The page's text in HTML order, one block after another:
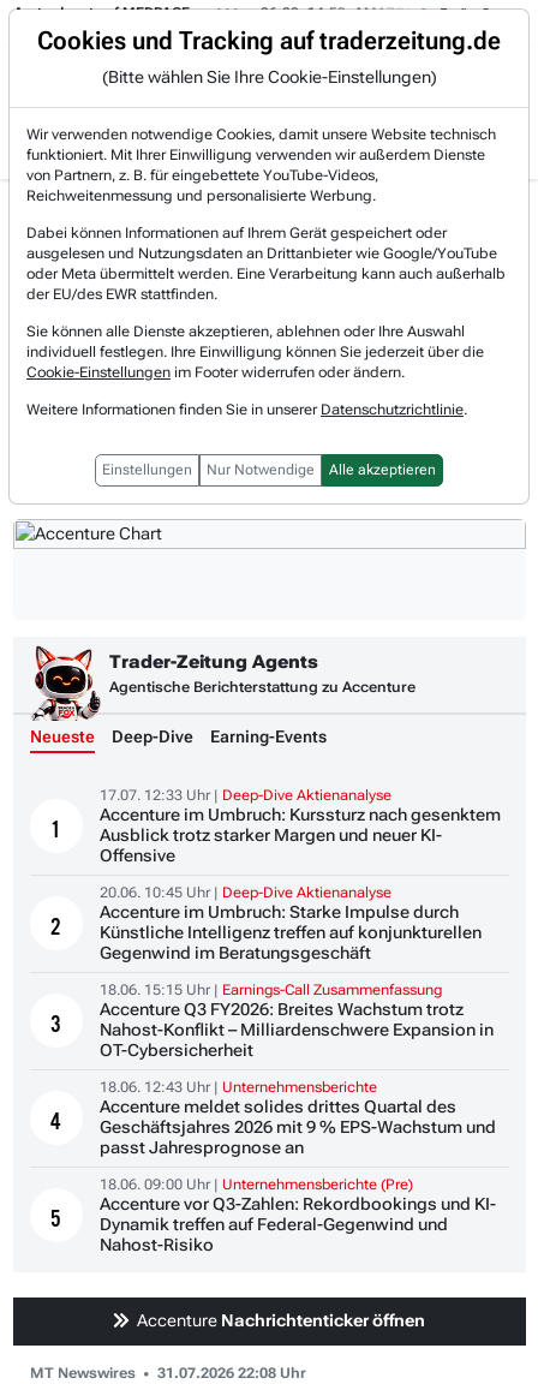
Trading-Room
auf MEDPACE. 06.08. 14:58 AMAZON (i) hat zwei Tage
Accenture Aktie News &
Nachrichten
[WKN: A0YAQA | Symbol: ACN]
Realtimekurs
+2,54 %
175,45 $
Vorbörsliche Indikationen
Regulärer Handel
Trader-Zeitung Agents
Agentische Berichterstattung zu Accenture
Neueste Deep-Dive Earning-Events
1
17.07. 12:33 Uhr | Deep-Dive Aktienanalyse
Accenture im Umbruch: Kurssturz nach gesenktem
Ausblick trotz starker Margen und neuer KI-
Offensive
2
20.06. 10:45 Uhr | Deep-Dive Aktienanalyse
Accenture im Umbruch: Starke Impulse durch
Künstliche Intelligenz treffen auf konjunkturellen
Gegenwind im Beratungsgeschäft
3
18.06. 15:15 Uhr | Earnings-Call Zusammenfassung
Accenture Q3 FY2026: Breites Wachstum trotz
Nahost-Konflikt – Milliardenschwere Expansion in
OT-Cybersicherheit
4
18.06. 12:43 Uhr | Unternehmensberichte
Accenture meldet solides drittes Quartal des
Geschäftsjahres 2026 mit 9 % EPS-Wachstum und
passt Jahresprognose an
5
18.06. 09:00 Uhr | Unternehmensberichte (Pre)
Accenture vor Q3-Zahlen: Rekordbookings und KI-
Dynamik treffen auf Federal-Gegenwind und
Nahost-Risiko
Accenture Nachrichtenticker öffnen
MT Newswires 31.07.2026 22:08 Uhr
Cookies und Tracking auf traderzeitung.de
(Bitte wählen Sie Ihre Cookie-Einstellungen)
Wir verwenden notwendige Cookies, damit unsere Website technisch
funktioniert. Mit Ihrer Einwilligung verwenden wir außerdem Dienste
von Partnern, z. B. für eingebettete YouTube-Videos,
Reichweitenmessung und personalisierte Werbung.
Dabei können Informationen auf Ihrem Gerät gespeichert oder
ausgelesen und Nutzungsdaten an Drittanbieter wie Google/YouTube
oder Meta übermittelt werden. Eine Verarbeitung kann auch außerhalb
der EU/des EWR stattfinden.
Sie können alle Dienste akzeptieren, ablehnen oder Ihre Auswahl
individuell festlegen. Ihre Einwilligung können Sie jederzeit über die
Cookie-Einstellungen im Footer widerrufen oder ändern.
Weitere Informationen finden Sie in unserer Datenschutzrichtlinie.
Einstellungen Nur Notwendige Alle akzeptieren